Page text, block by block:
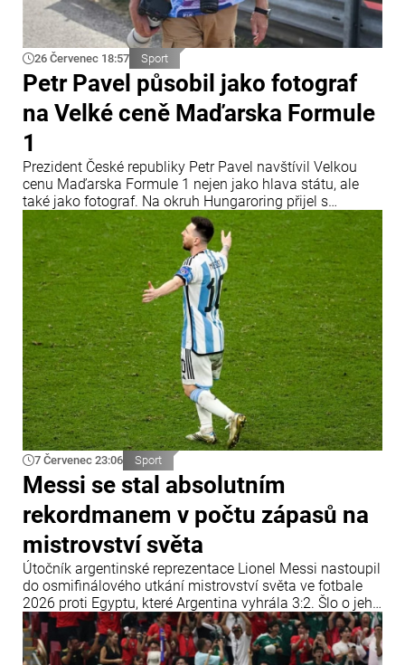
26 Červenec 18:57 Sport
Petr Pavel působil jako fotograf
na Velké ceně Maďarska Formule
1
Prezident České republiky Petr Pavel navštívil Velkou
cenu Maďarska Formule 1 nejen jako hlava státu, ale
také jako fotograf. Na okruh Hungaroring přijel s
profesionální fotografickou technikou a oficiální
akreditací Mezinárodní automobilové federace (FIA).
7 Červenec 23:06 Sport
Messi se stal absolutním
rekordmanem v počtu zápasů na
mistrovství světa
Útočník argentinské reprezentace Lionel Messi nastoupil
do osmifinálového utkání mistrovství světa ve fotbale
2026 proti Egyptu, které Argentina vyhrála 3:2. Šlo o jeho
14. zápas ve vyřazovací fázi mistrovství světa, čímž
vyrovnal rekord bývalého německého reprezentanta
Miroslava Kloseho.